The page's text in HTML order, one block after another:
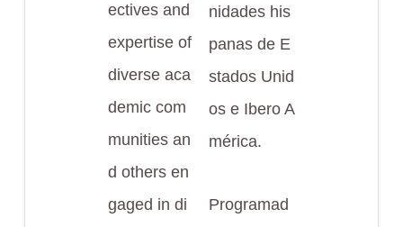
ectives and
expertise of
diverse aca
demic com
munities an
d others en
gaged in di
nidades his
panas de E
stados Unid
os e Ibero A
mérica.
Programad